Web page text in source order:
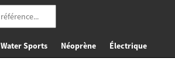
Water Sports Néoprène Électrique